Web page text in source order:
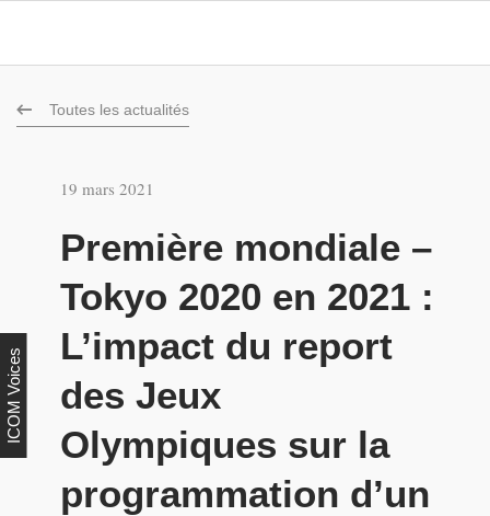
Toutes les actualités
19 mars 2021
ICOM Voices
Première mondiale –
Tokyo 2020 en 2021 :
L’impact du report
des Jeux
Olympiques sur la
programmation d’un